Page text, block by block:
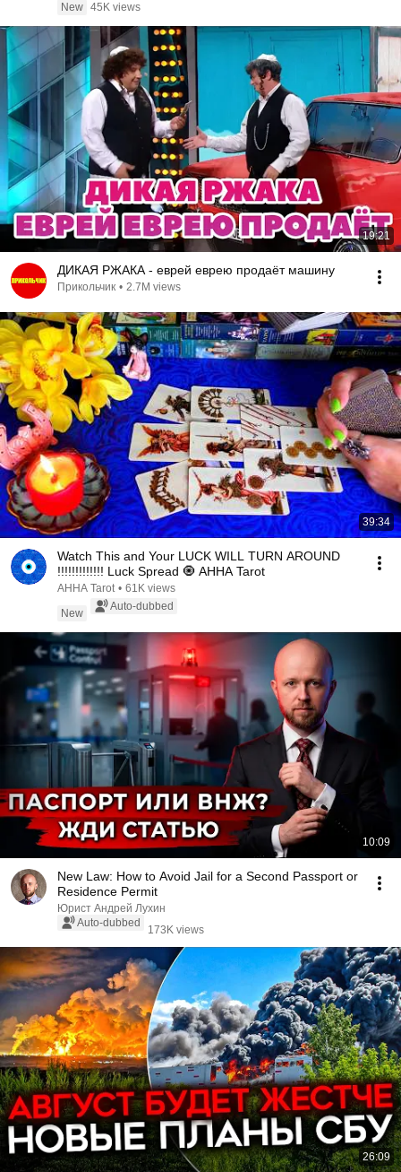
New 45K views
19:21
ДИКАЯ РЖАКА - еврей еврею продаёт машину
Прикольчик • 2.7M views
39:34
Watch This and Your LUCK WILL TURN AROUND
!!!!!!!!!!!!! Luck Spread 🧿 AHHA Tarot
AHHA Tarot • 61K views
New
Auto-dubbed
10:09
New Law: How to Avoid Jail for a Second Passport or
Residence Permit
Юрист Андрей Лухин
Auto-dubbed
173K views
26:09